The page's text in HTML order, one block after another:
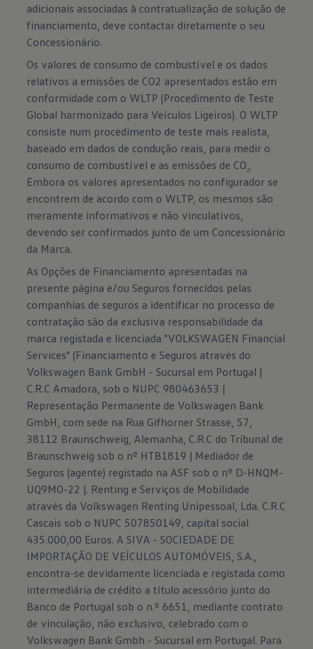
adicionais associadas à contratualização de solução de
financiamento, deve contactar diretamente o seu
Concessionário.
Os valores de consumo de combustível e os dados
relativos a emissões de CO2 apresentados estão em
conformidade com o WLTP (Procedimento de Teste
Global harmonizado para Veículos Ligeiros). O WLTP
consiste num procedimento de teste mais realista,
baseado em dados de condução reais, para medir o
consumo de combustível e as emissões de CO 2.
Embora os valores apresentados no configurador se
encontrem de acordo com o WLTP, os mesmos são
meramente informativos e não vinculativos,
devendo ser confirmados junto de um Concessionário
da Marca.
As Opções de Financiamento apresentadas na
presente página e/ou Seguros fornecidos pelas
companhias de seguros a identificar no processo de
contratação são da exclusiva responsabilidade da
marca registada e licenciada "VOLKSWAGEN Financial
Services" (Financiamento e Seguros através do
Volkswagen Bank GmbH - Sucursal em Portugal |
C.R.C Amadora, sob o NUPC 980463653 |
Representação Permanente de Volkswagen Bank
GmbH, com sede na Rua Gifhorner Strasse, 57,
38112 Braunschweig, Alemanha, C.R.C do Tribunal de
Braunschweig sob o nº HTB1819 | Mediador de
Seguros (agente) registado na ASF sob o nº D-HNQM-
UQ9MO-22 |. Renting e Serviços de Mobilidade
através da Volkswagen Renting Unipessoal, Lda. C.R.C
Cascais sob o NUPC 507850149, capital social
435.000,00 Euros. A SIVA - SOCIEDADE DE
IMPORTAÇÃO DE VEÍCULOS AUTOMÓVEIS, S.A.,
encontra-se devidamente licenciada e registada como
intermediária de crédito a título acessório junto do
Banco de Portugal sob o n.º 6651, mediante contrato
de vinculação, não exclusivo, celebrado com o
Volkswagen Bank Gmbh - Sucursal em Portugal. Para